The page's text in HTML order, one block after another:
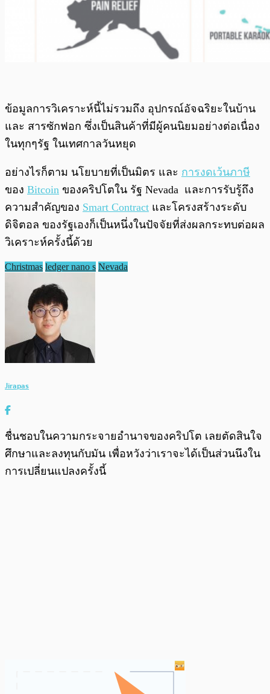
ข้อมูลการวิเคราะห์นี้ไม่รวมถึง อุปกรณ์อัจฉริยะในบ้าน
และ สารซักฟอก ซึ่งเป็นสินค้าที่มีผู้คนนิยมอย่างต่อเนื่อง
ในทุกๆรัฐ ในเทศกาลวันหยุด
อย่างไรก็ตาม นโยบายที่เป็นมิตร และ การงดเว้นภาษี
ของ Bitcoin ของคริปโตใน รัฐ Nevada และการรับรู้ถึง
ความสำคัญของ Smart Contract และโครงสร้างระดับ
ดิจิตอล ของรัฐเองก็เป็นหนึ่งในปัจจัยที่ส่งผลกระทบต่อผล
วิเคราะห์ครั้งนี้ด้วย
Christmas ledger nano s Nevada
Jirapas
ชื่นชอบในความกระจายอำนาจของคริปโต เลยตัดสินใจ
ศึกษาและลงทุนกับมัน เพื่อหวังว่าเราจะได้เป็นส่วนนึงใน
การเปลี่ยนแปลงครั้งนี้